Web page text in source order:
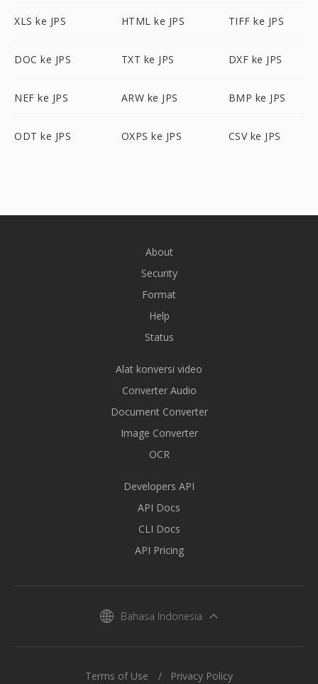
XLS ke JPS HTML ke JPS TIFF ke JPS
DOC ke JPS TXT ke JPS DXF ke JPS
NEF ke JPS ARW ke JPS BMP ke JPS
ODT ke JPS OXPS ke JPS CSV ke JPS
About
Security
Format
Help
Status
Alat konversi video
Converter Audio
Document Converter
Image Converter
OCR
Developers API
API Docs
CLI Docs
API Pricing
Bahasa Indonesia
Terms of Use Privacy Policy